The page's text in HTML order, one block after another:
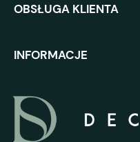
OBSŁUGA KLIENTA
INFORMACJE